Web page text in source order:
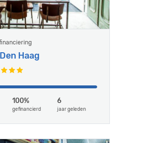
Haag
100%
gefinancierd
6
jaar geleden